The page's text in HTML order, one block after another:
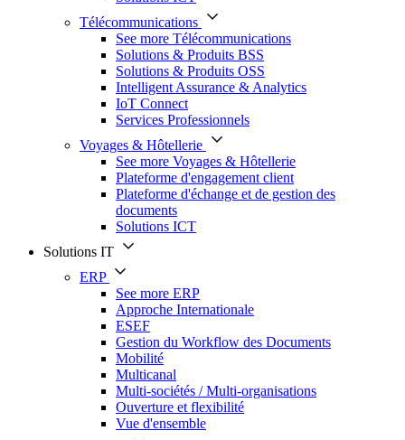
Télécommunications
See more Télécommunications
Solutions & Produits BSS
Solutions & Produits OSS
Intelligent Assurance & Analytics
IoT Connect
Services Professionnels
Voyages & Hôtellerie
See more Voyages & Hôtellerie
Plateforme d'engagement client
Plateforme d'échange et de gestion des
documents
Solutions ICT
Solutions IT
ERP
See more ERP
Approche Internationale
ESEF
Gestion du Workflow des Documents
Mobilité
Multicanal
Multi-sociétés / Multi-organisations
Ouverture et flexibilité
Vue d'ensemble